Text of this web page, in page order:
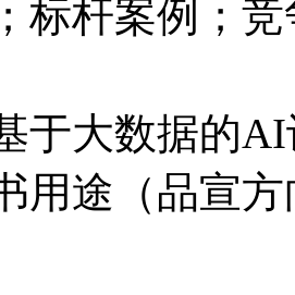
标杆案例；
于大数据的
用途（品宣